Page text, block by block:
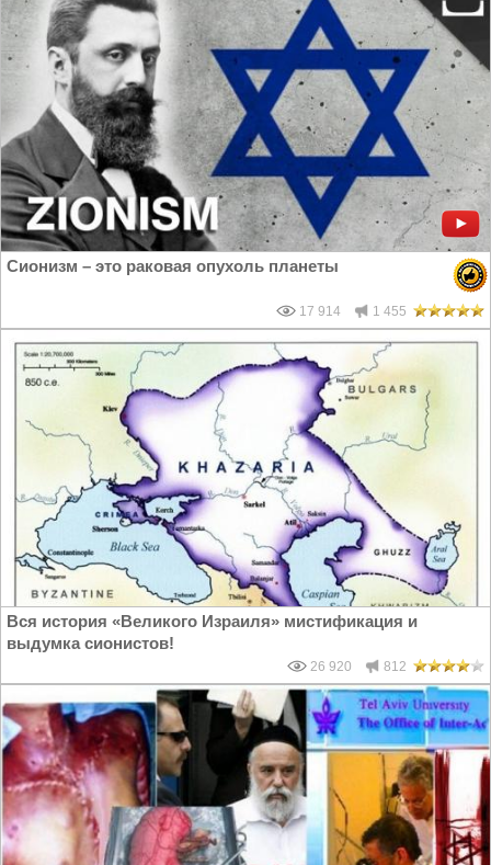
Сионизм – это раковая опухоль планеты
17 914 1 455
Вся история «Великого Израиля» мистификация и
выдумка сионистов!
26 920 812